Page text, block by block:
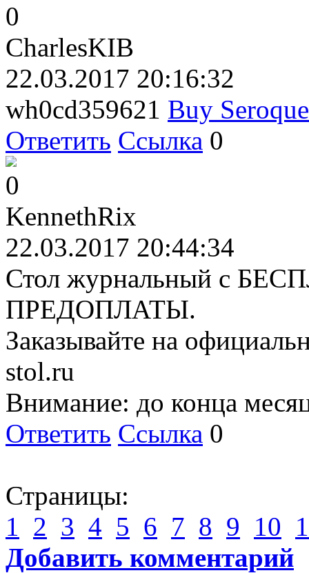
0
CharlesKIB
22.03.2017 20:16:32
wh0cd359621 Buy
Ответить Ссылка 0
0
KennethRix
22.03.2017 20:44:34
Стол журнальный с
ПРЕДОПЛАТЫ.
Заказывайте на
stol.ru
Внимание: до конца
Ответить Ссылка 0
Страницы:
1
2 3 4 5 6 7 8 9 10
Добавить комментарий